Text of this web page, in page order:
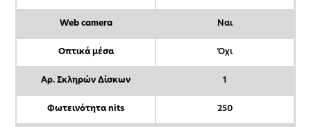
Web camera Ναι
Οπτικά μέσα Όχι
Αρ. Σκληρών Δίσκων 1
Φωτεινότητα nits 250